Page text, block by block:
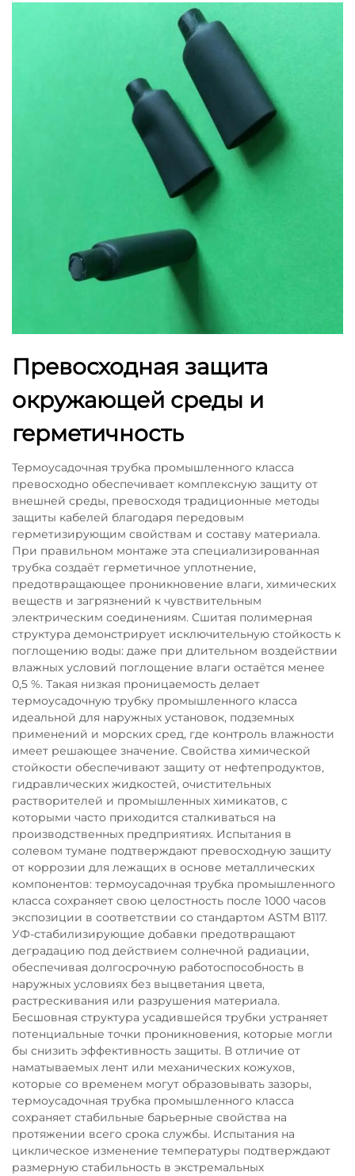
Превосходная защита
окружающей среды и
герметичность
Термоусадочная трубка промышленного класса
превосходно обеспечивает комплексную защиту от
внешней среды, превосходя традиционные методы
защиты кабелей благодаря передовым
герметизирующим свойствам и составу материала.
При правильном монтаже эта специализированная
трубка создаёт герметичное уплотнение,
предотвращающее проникновение влаги, химических
веществ и загрязнений к чувствительным
электрическим соединениям. Сшитая полимерная
структура демонстрирует исключительную стойкость к
поглощению воды: даже при длительном воздействии
влажных условий поглощение влаги остаётся менее
0,5 %. Такая низкая проницаемость делает
термоусадочную трубку промышленного класса
идеальной для наружных установок, подземных
применений и морских сред, где контроль влажности
имеет решающее значение. Свойства химической
стойкости обеспечивают защиту от нефтепродуктов,
гидравлических жидкостей, очистительных
растворителей и промышленных химикатов, с
которыми часто приходится сталкиваться на
производственных предприятиях. Испытания в
солевом тумане подтверждают превосходную защиту
от коррозии для лежащих в основе металлических
компонентов: термоусадочная трубка промышленного
класса сохраняет свою целостность после 1000 часов
экспозиции в соответствии со стандартом ASTM B117.
УФ-стабилизирующие добавки предотвращают
деградацию под действием солнечной радиации,
обеспечивая долгосрочную работоспособность в
наружных условиях без выцветания цвета,
растрескивания или разрушения материала.
Бесшовная структура усадившейся трубки устраняет
потенциальные точки проникновения, которые могли
бы снизить эффективность защиты. В отличие от
наматываемых лент или механических кожухов,
которые со временем могут образовывать зазоры,
термоусадочная трубка промышленного класса
сохраняет стабильные барьерные свойства на
протяжении всего срока службы. Испытания на
циклическое изменение температуры подтверждают
размерную стабильность в экстремальных